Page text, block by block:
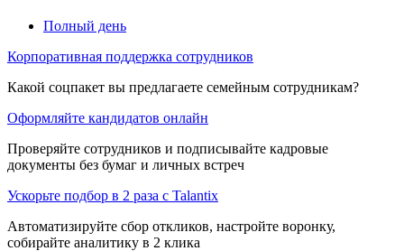
Полный день
Корпоративная поддержка сотрудников
Какой соцпакет вы предлагаете семейным сотрудникам?
Оформляйте кандидатов онлайн
Проверяйте сотрудников и подписывайте кадровые
документы без бумаг и личных встреч
Ускорьте подбор в 2 раза с Talantix
Автоматизируйте сбор откликов, настройте воронку,
собирайте аналитику в 2 клика